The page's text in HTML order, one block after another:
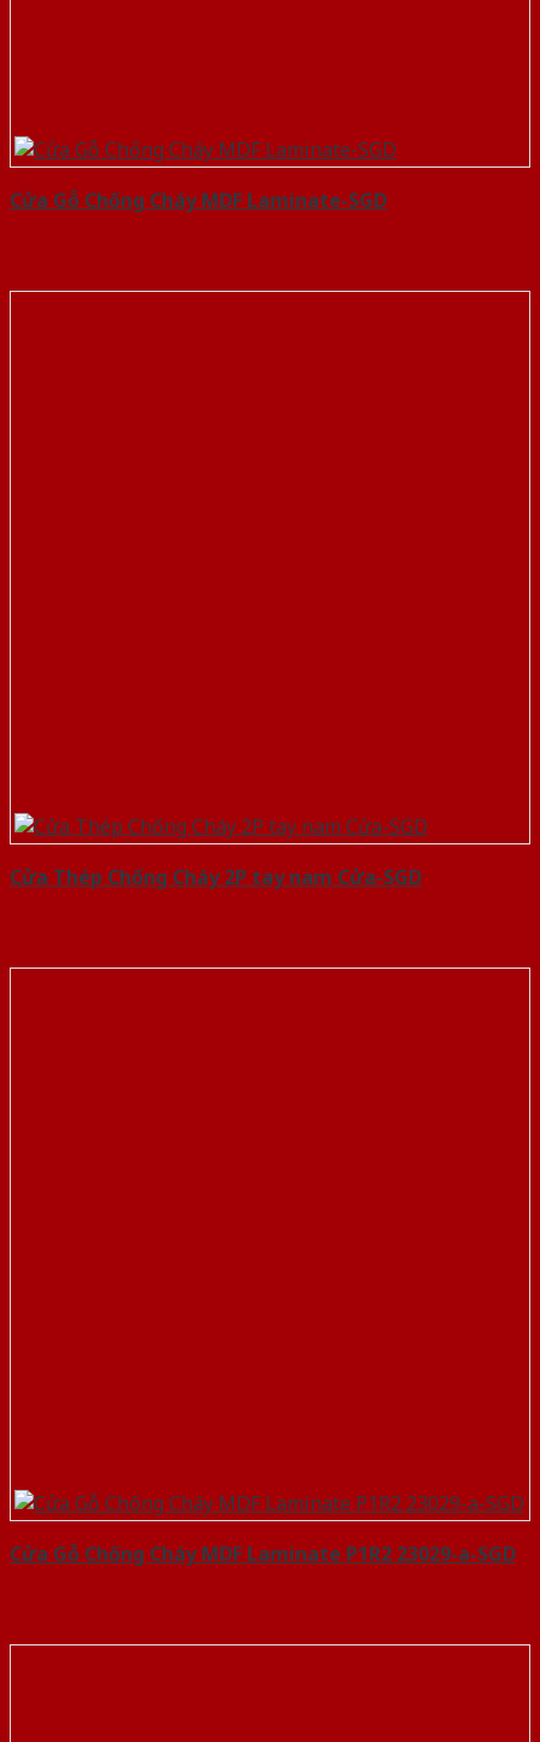
Cửa Gỗ Chống Cháy MDF Laminate-SGD
Cửa Thép Chống Cháy 2P tay nam Cửa-SGD
Cửa Gỗ Chống Cháy MDF Laminate P1R2 23029-a-SGD